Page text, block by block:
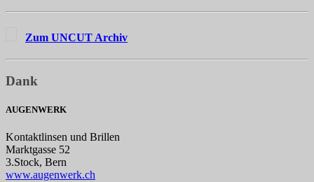
Zum UNCUT Archiv
Dank
AUGENWERK
Kontaktlinsen und Brillen
Marktgasse 52
3.Stock, Bern
www.augenwerk.ch